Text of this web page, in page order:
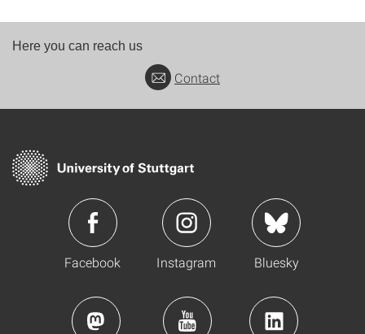
Here you can reach us
Contact
Facebook Instagram Bluesky